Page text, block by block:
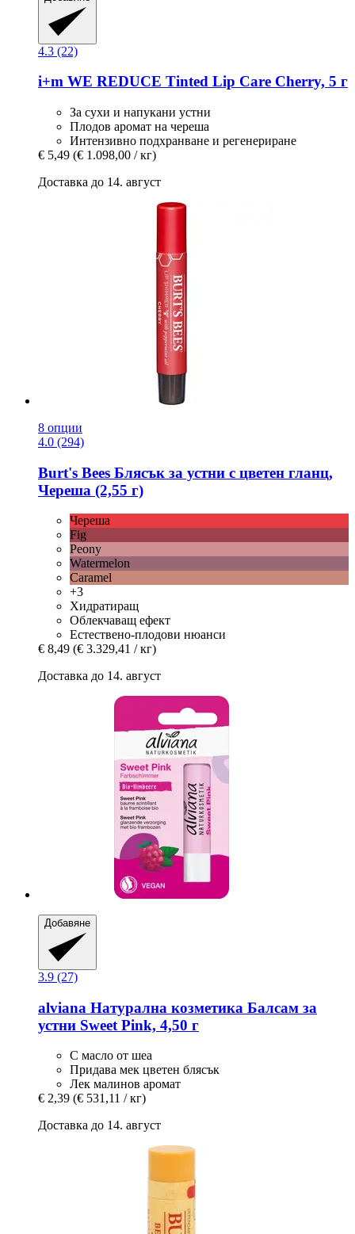
4.3 (22)
i+m WE REDUCE Tinted Lip Care Cherry, 5 г
За сухи и напукани устни
Плодов аромат на череша
Интензивно подхранване и регенериране
€ 5,49 (€ 1.098,00 / кг)
Доставка до 14. август
8 опции
4.0 (294)
Burt's Bees Блясък за устни с цветен гланц,
Череша (2,55 г)
Череша
Fig
Peony
Watermelon
Caramel
+3
Хидратиращ
Облекчаващ ефект
Естествено-плодови нюанси
€ 8,49 (€ 3.329,41 / кг)
Доставка до 14. август
Добавяне
3.9 (27)
alviana Натурална козметика Балсам за
устни Sweet Pink, 4,50 г
С масло от шеа
Придава мек цветен блясък
Лек малинов аромат
€ 2,39 (€ 531,11 / кг)
Доставка до 14. август